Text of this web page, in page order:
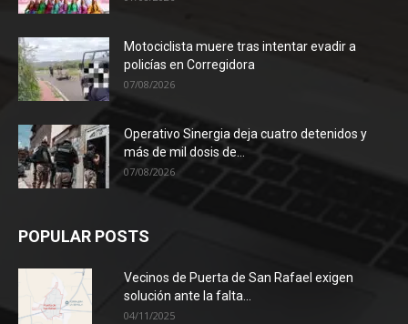
Motociclista muere tras intentar evadir a
policías en Corregidora
07/08/2026
Operativo Sinergia deja cuatro detenidos y
más de mil dosis de...
07/08/2026
POPULAR POSTS
Vecinos de Puerta de San Rafael exigen
solución ante la falta...
04/11/2025